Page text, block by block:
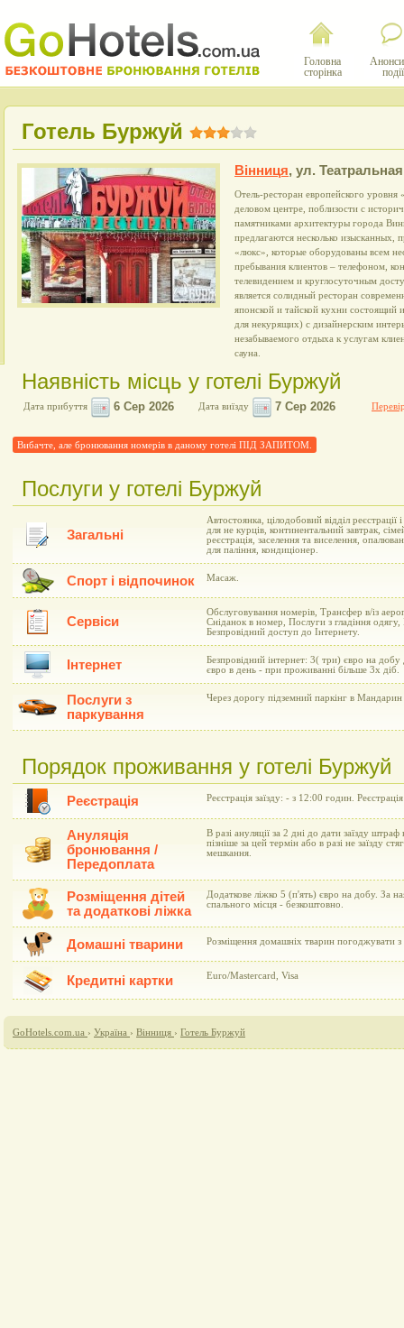
Головна
сторінка
події
Готель Буржуй
Вінниця, ул.
Отель-ресторан европейского
деловом центре, поблизости с
памятниками архитектуры города
предлагаются несколько изысканных,
«люкс», которые оборудованы всем
пребывания клиентов – телефоном,
телевидением и круглосуточным
является солидный ресторан
японской и тайской кухни состоящий
для некурящих) с дизайнерским
незабываемого отдыха к услугам
сауна.
Наявність місць у готелі Буржуй
Дата прибуття Дата виїзду
Вибачте, але бронювання номерів в даному готелі ПІД ЗАПИТОМ.
Послуги у готелі Буржуй
Загальні
Автостоянка, цілодобовий відділ
для не курців, континентальний завтрак,
реєстрація, заселення та виселення,
для паління, кондиціонер.
Спорт і відпочинок Масаж.
Сервіси
Обслуговування номерів, Трансфер в/із
Сніданок в номер, Послуги з гладіння
Безпровідний доступ до Інтернету.
Інтернет
Безпровідний інтернет: 3( три) євро на
євро в день - при проживанні більше 3х діб.
Послуги з
паркування
Через дорогу підземний паркінг в
Порядок проживання у готелі Буржуй
Реєстрація Реєстрація заїзду: - з 12:00 годин.
Ануляція
бронювання /
Передоплата
В разі ануляції за 2 дні до дати заїзду штраф
пізніше за цей термін або в разі не заїзду
мешкання.
Розміщення дітей
та додаткові ліжка
Додаткове ліжко 5 (п'ять) євро на добу. За
спального місця - безкоштовно.
Домашні тварини Розміщення домашніх тварин погоджувати з
Кредитні картки Euro/Mastercard, Visa
GoHotels.com.ua › Україна › Вінниця › Готель Буржуй